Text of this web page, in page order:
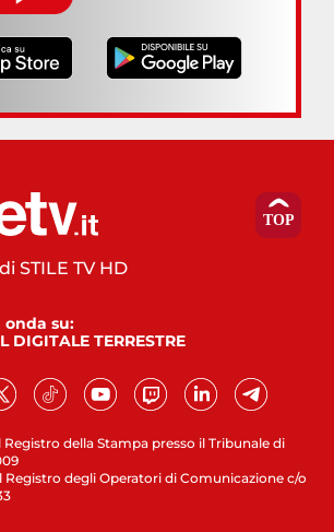
della Stampa presso il Tribunale di
Registro degli Operatori di Comunicazione c/o
STILE TV HD
onda su:
DIGITALE TERRESTRE